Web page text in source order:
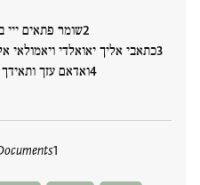
שומר פתאים ייי
כתאבי אליך יאואלדי ויאמולאי
ואדאם עזך
1